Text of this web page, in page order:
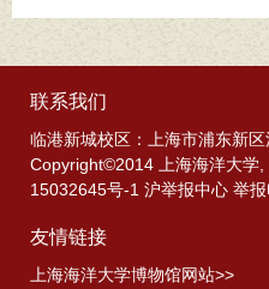
联系我们
临港新城校区：上海市浦东新
Copyright©2014 上海海洋大学
15032645号-1 沪举报中心 举
友情链接
上海海洋大学博物馆网站>>